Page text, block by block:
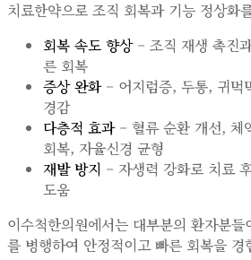
치료한약으로 조직 회복과 기능 정상화
회복 속도 향상– 조직 재생 촉진
른 회복
증상 완화– 어지럼증, 두통, 귀먹
경감
다층적 효과– 혈류 순환 개선, 체
회복, 자율신경 균형
재발 방지 – 자생력 강화로 치료
도움
이수척한의원에서는 대부분의 환자분
를 병행하여 안정적이고 빠른 회복을 경